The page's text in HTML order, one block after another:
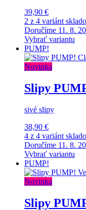
39,90 €
2 z 4 variánt
Doručíme 11. 8.
Vybrať variantu
PUMP!
Novinka
Slipy
sivé slipy
38,90 €
4 z 4 variánt
Doručíme 11. 8.
Vybrať variantu
PUMP!
Novinka
Slipy